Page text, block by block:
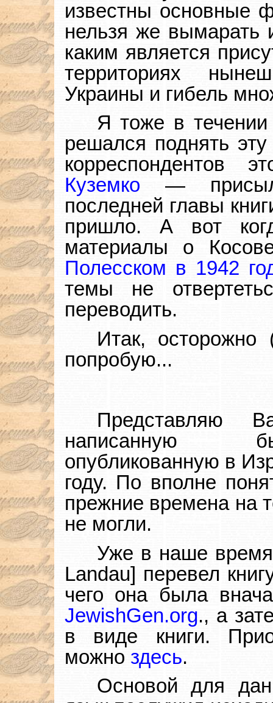
известны основные
нельзя же вымарать
каким является
территориях
Украины и гибель
Я тоже в течении
решался поднять
Куземко —
последней главы
пришло. А вот
материалы о
Полесском в 1942
темы не
переводить.
Итак,
попробую...
Представляю
написанную
опубликованную в
году. По вполне
прежние времена на
не могли.
Уже в наше
Landau] перевел
чего она была
JewishGen.org., а
в виде книги.
можно здесь.
Основой для